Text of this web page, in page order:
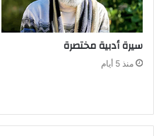
سيرة‭ ‬أدبية‭ ‬مختصرة
منذ 5 أيام